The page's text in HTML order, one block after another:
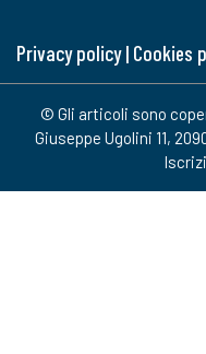
Privacy policy| Cookies
© Gli articoli sono
Giuseppe Ugolini 11,